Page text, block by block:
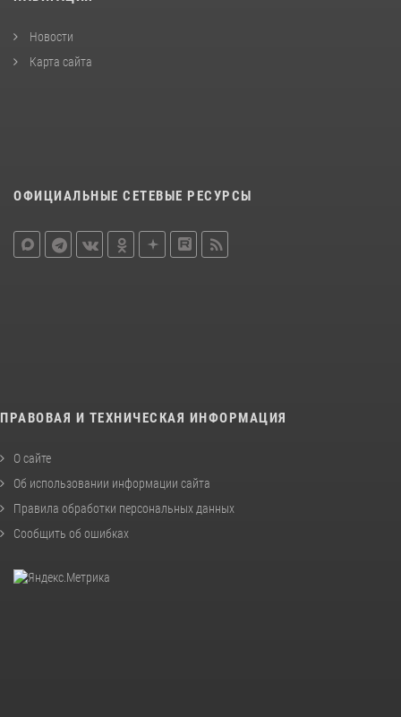
Новости
Карта сайта
ОФИЦИАЛЬНЫЕ СЕТЕВЫЕ РЕСУРСЫ
ПРАВОВАЯ И ТЕХНИЧЕСКАЯ ИНФОРМАЦИЯ
О сайте
Об использовании информации сайта
Правила обработки персональных данных
Сообщить об ошибках